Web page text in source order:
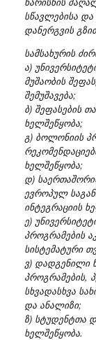
სწავლებისა
დანერგვის
სამსახურის
ა)
მუშაობის
შემუშავება;
ბ) შეფასების
ხელშეწყობა;
გ) ბოლონიის
ხელშეწყობა;
დ)
ევროპულ
ინტეგრაციის
ე)
პროგრამების
სისტემატური
ვ) დადგენილი
პროგრამების,
სხვადასხვა
და ანალიზი;
ზ) სტუდენტთა
ხელშეწყობა.